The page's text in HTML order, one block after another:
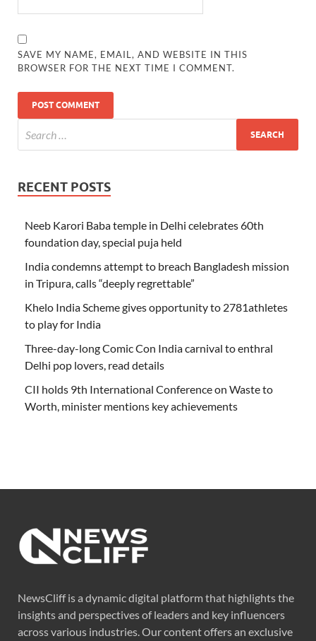
SAVE MY NAME, EMAIL, AND WEBSITE IN THIS
BROWSER FOR THE NEXT TIME I COMMENT.
RECENT POSTS
Neeb Karori Baba temple in Delhi celebrates 60th
foundation day, special puja held
India condemns attempt to breach Bangladesh mission
in Tripura, calls “deeply regrettable”
Khelo India Scheme gives opportunity to 2781athletes
to play for India
Three-day-long Comic Con India carnival to enthral
Delhi pop lovers, read details
CII holds 9th International Conference on Waste to
Worth, minister mentions key achievements
NewsCliff is a dynamic digital platform that highlights the
insights and perspectives of leaders and key influencers
across various industries. Our content offers an exclusive